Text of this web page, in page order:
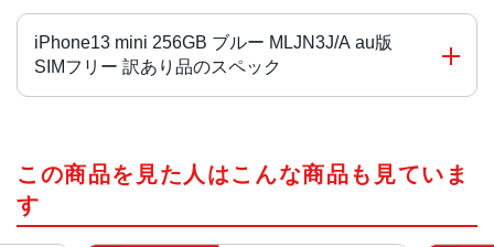
iPhone13 mini 256GB ブルー MLJN3J/A au版
SIMフリー 訳あり品のスペック
A15 Bionicチップ2つの高性能コアと4つの高効率コアを搭
載した新しい6コアCPU新しい4コアGPU新しい16コアNeu
ral Engine
この商品を見た人はこんな商品も見ていま
す